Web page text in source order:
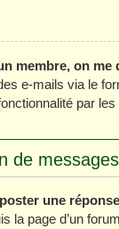
membre, on me
e-mails via le
par
de messages
une
la page d’un